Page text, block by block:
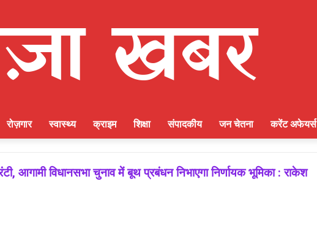
रोज़गार स्वास्थ्य क्राइम शिक्षा संपादकीय जन चेतना करेंट अफेयर्स
आगामी विधानसभा चुनाव में बूथ प्रबंधन निभाएगा निर्णायक भूमिका : राकेश